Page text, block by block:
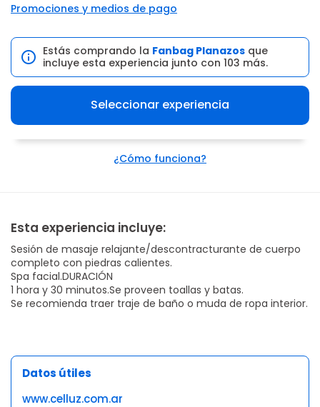
Promociones y medios de pago
Estás comprando la Fanbag Planazos que
incluye esta experiencia junto con 103 más.
Seleccionar experiencia
¿Cómo funciona?
Esta experiencia incluye:
Sesión de masaje relajante/descontracturante de cuerpo
completo con piedras calientes.
Spa facial.DURACIÓN
1 hora y 30 minutos.Se proveen toallas y batas.
Se recomienda traer traje de baño o muda de ropa interior.
Datos útiles
www.celluz.com.ar